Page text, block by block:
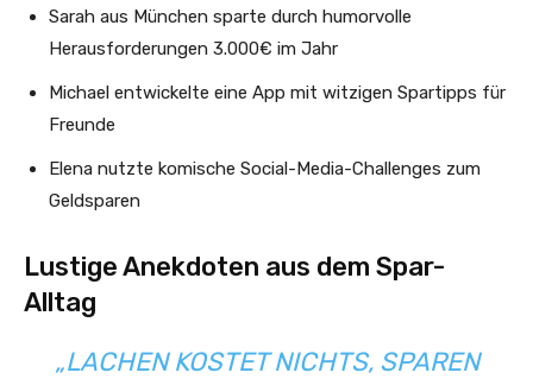
Sarah aus München sparte durch humorvolle
Herausforderungen 3.000€ im Jahr
Michael entwickelte eine App mit witzigen Spartipps für
Freunde
Elena nutzte komische Social-Media-Challenges zum
Geldsparen
Lustige Anekdoten aus dem Spar-
Alltag
„LACHEN KOSTET NICHTS, SPAREN